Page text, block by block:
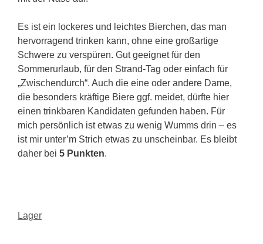
Es ist ein lockeres und leichtes Bierchen, das man
hervorragend trinken kann, ohne eine großartige
Schwere zu verspüren. Gut geeignet für den
Sommerurlaub, für den Strand-Tag oder einfach für
„Zwischendurch“. Auch die eine oder andere Dame,
die besonders kräftige Biere ggf. meidet, dürfte hier
einen trinkbaren Kandidaten gefunden haben. Für
mich persönlich ist etwas zu wenig Wumms drin – es
ist mir unter’m Strich etwas zu unscheinbar. Es bleibt
daher bei 5 Punkten.
Kategorien
Lager